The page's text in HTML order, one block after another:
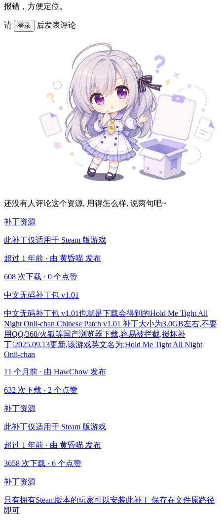
报错，方便定位。
请 登录 后发表评论
还没有人评论这个资源, 用得怎么样, 说两句吧~
补丁资源
此补丁仅适用于 Steam 版游戏
超过 1 年前 · 由 黄昏喵 发布
608 次下载 · 0 个点赞
中文无码补丁包 v1.01
中文无码补丁包 v1.01也就是下载会得到的Hold Me Tight All
Night Onii-chan Chinese Patch v1.01 补丁大小为3.0GB左右,不要
用QQ/360/火狐等国产浏览器下载,容易被拦截,损坏补
丁!2025.09.13更新,该游戏英文名为:Hold Me Tight All Night
Onii-chan
11 个月前 · 由 HawChow 发布
632 次下载 · 2 个点赞
补丁资源
此补丁仅适用于 Steam 版游戏
超过 1 年前 · 由 黄昏喵 发布
3658 次下载 · 6 个点赞
补丁资源
只有拥有Steam版本的玩家可以安装此补丁 保存在文件原路径
即可